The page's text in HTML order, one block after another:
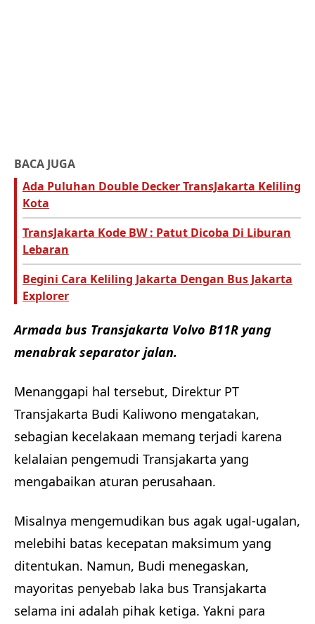
BACA JUGA
Ada Puluhan Double Decker TransJakarta Keliling
Kota
TransJakarta Kode BW : Patut Dicoba Di Liburan
Lebaran
Begini Cara Keliling Jakarta Dengan Bus Jakarta
Explorer
Armada bus Transjakarta Volvo B11R yang
menabrak separator jalan.
Menanggapi hal tersebut, Direktur PT
Transjakarta Budi Kaliwono mengatakan,
sebagian kecelakaan memang terjadi karena
kelalaian pengemudi Transjakarta yang
mengabaikan aturan perusahaan.
Misalnya mengemudikan bus agak ugal-ugalan,
melebihi batas kecepatan maksimum yang
ditentukan. Namun, Budi menegaskan,
mayoritas penyebab laka bus Transjakarta
selama ini adalah pihak ketiga. Yakni para